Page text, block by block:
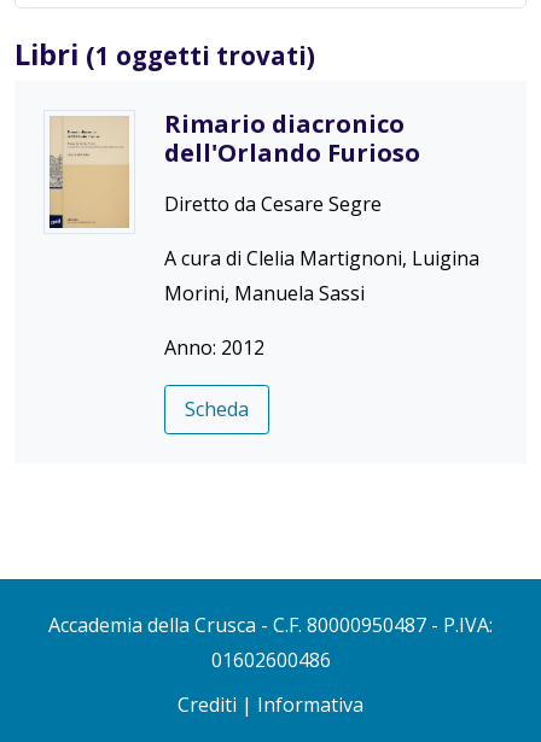
Libri (1 oggetti trovati)
Rimario diacronico
dell'Orlando Furioso
Diretto da Cesare Segre
A cura di Clelia Martignoni, Luigina
Morini, Manuela Sassi
Anno: 2012
Scheda
Accademia della Crusca - C.F. 80000950487 - P.IVA:
01602600486
Crediti | Informativa